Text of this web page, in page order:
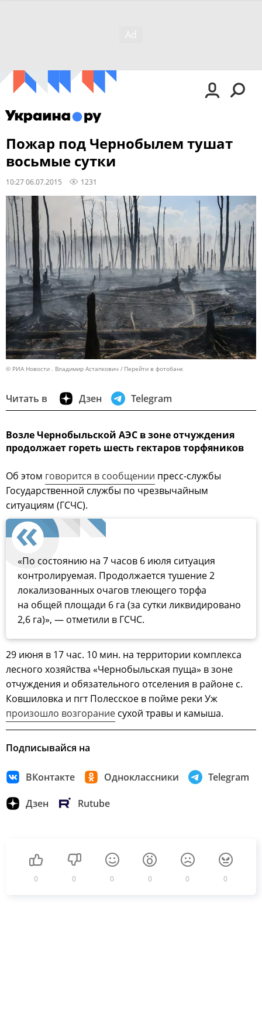
Пожар под Чернобылем тушат
восьмые сутки
10:27 06.07.2015 1231
© РИА Новости . Владимир Астапкович Перейти в фотобанк
Читать в Дзен Telegram
Возле Чернобыльской АЭС в зоне отчуждения
продолжает гореть шесть гектаров торфяников
Об этом говорится в сообщении пресс-службы
Государственной службы по чрезвычайным
ситуациям (ГСЧС).
«По состоянию на 7 часов 6 июля ситуация
контролируемая. Продолжается тушение 2
локализованных очагов тлеющего торфа
на общей площади 6 га (за сутки ликвидировано
2,6 га)», — отметили в ГСЧС.
29 июня в 17 час. 10 мин. на территории комплекса
лесного хозяйства «Чернобыльская пуща» в зоне
отчуждения и обязательного отселения в районе с.
Ковшиловка и пгт Полесское в пойме реки Уж
произошло возгорание сухой травы и камыша.
Подписывайся на
ВКонтакте Одноклассники Telegram
Дзен Rutube
0 0 0 0 0 0